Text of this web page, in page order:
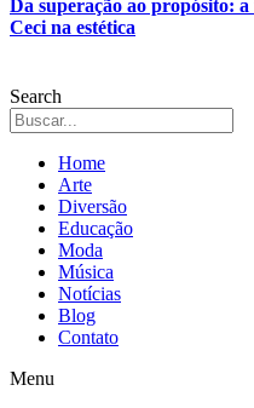
Da superação ao propósito:
Ceci na estética
Search
Home
Arte
Diversão
Educação
Moda
Música
Notícias
Blog
Contato
Menu